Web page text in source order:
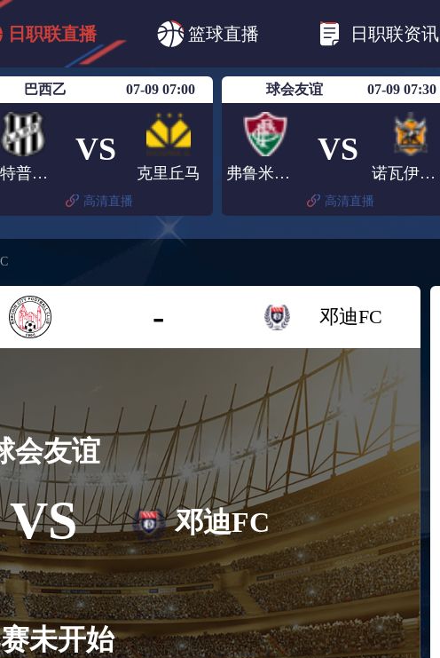
日职联直播 篮球直播 日职联资讯
日职联 日职联FC东京
日职联广岛三箭
巴西乙 07-09 07:00
庞特普雷塔
VS
克里丘马
高清直播
球会友谊 07-09 07:30
弗鲁米嫩塞
VS
诺瓦伊古亚科
高清直播
- 邓迪FC
会友谊
VS
未开始
邓迪FC